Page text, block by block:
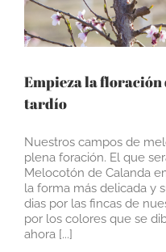
Empieza la
tardío
Nuestros campos de
plena foración. El que
Melocotón de Calanda
la forma más delicada y
dias por las fincas de
por los colores que se
ahora [...]